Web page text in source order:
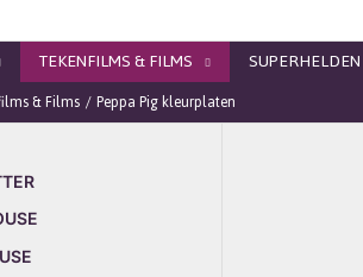
TEKENFILMS & FILMS SUPERHELDEN
& Films Peppa Pig kleurplaten